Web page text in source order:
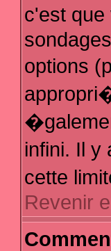
c'est
options
infini. Il y
cette
Revenir